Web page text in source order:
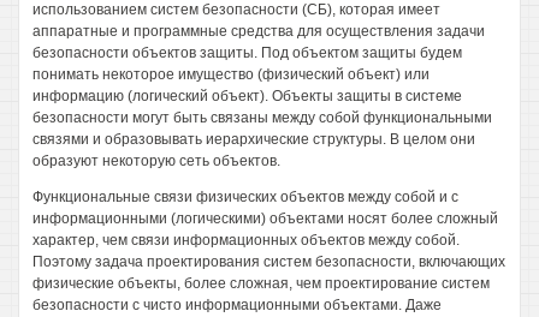
использованием систем безопасности (СБ), которая имеет
аппаратные и программные средства для осуществления задачи
безопасности объектов защиты. Под объектом защиты будем
понимать некоторое имущество (физический объект) или
информацию (логический объект). Объекты защиты в системе
безопасности могут быть связаны между собой функциональными
связями и образовывать иерархические структуры. В целом они
образуют некоторую сеть объектов.
Функциональные связи физических объектов между собой и с
информационными (логическими) объектами носят более сложный
характер, чем связи информационных объектов между собой.
Поэтому задача проектирования систем безопасности, включающих
физические объекты, более сложная, чем проектирование систем
безопасности с чисто информационными объектами. Даже